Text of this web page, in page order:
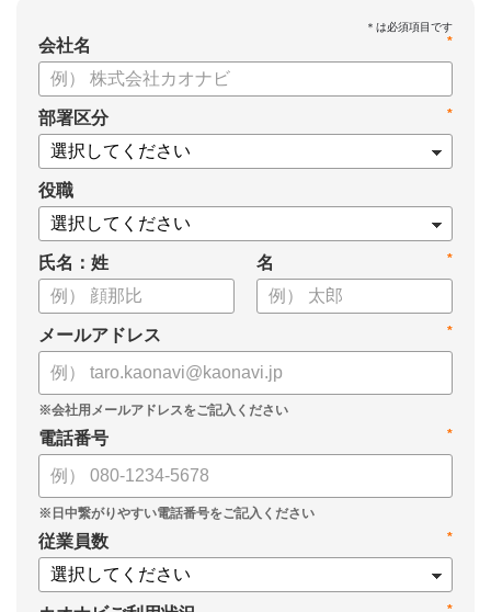
*
会社名
*
部署区分
役職
氏名：姓 *
名
*
メールアドレス
*
電話番号
*
従業員数